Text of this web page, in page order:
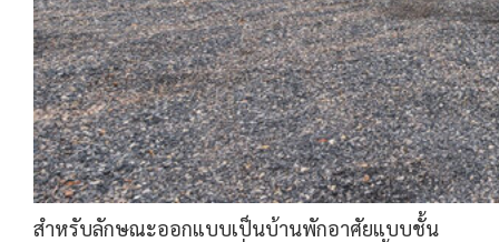
สำหรับลักษณะออกแบบเป็นบ้านพักอาศัยแบบชั้น